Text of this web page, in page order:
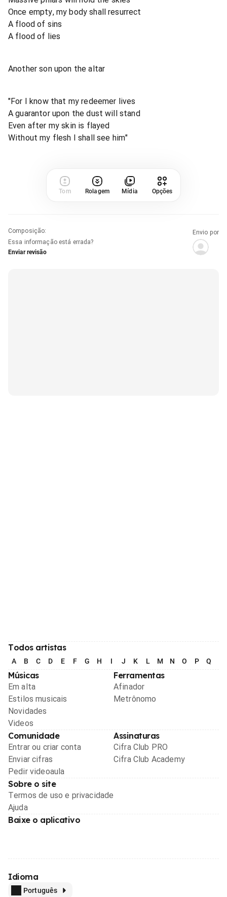
Once empty, my body shall resurrect
A flood of sins
A flood of lies
Another son upon the altar
"For I know that my redeemer lives
A guarantor upon the dust will stand
Even after my skin is flayed
Without my flesh I shall see him"
Tom Rolagem Mídia Opções
Composição:
Essa informação está errada?
Enviar revisão
Envio por
Todos artistas
A B C D E F G H I J K L M N O P Q
Músicas
Em alta
Estilos musicais
Novidades
Videos
Ferramentas
Afinador
Metrônomo
Comunidade
Entrar ou criar conta
Enviar cifras
Pedir videoaula
Assinaturas
Cifra Club PRO
Cifra Club Academy
Sobre o site
Termos de uso e privacidade
Ajuda
Baixe o aplicativo
Idioma
Português